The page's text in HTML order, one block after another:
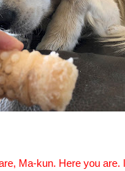
Ma-kun. Here you are.